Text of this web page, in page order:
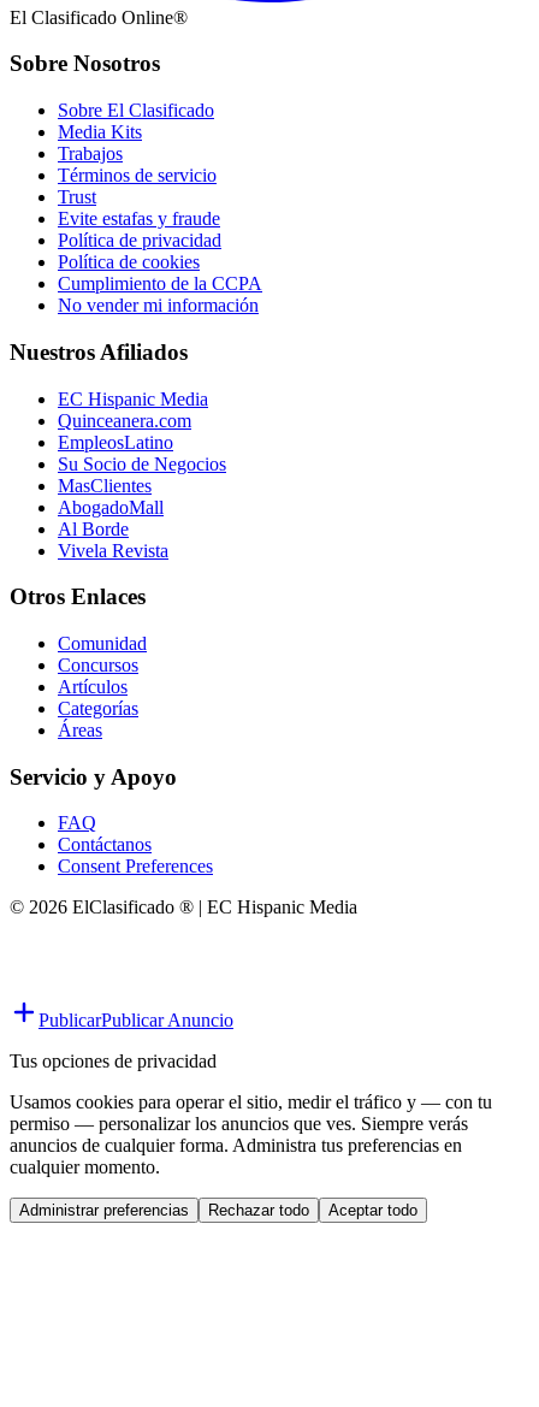
El Clasificado Online®
Sobre Nosotros
Sobre El Clasificado
Media Kits
Trabajos
Términos de servicio
Trust
Evite estafas y fraude
Política de privacidad
Política de cookies
Cumplimiento de la CCPA
No vender mi información
Nuestros Afiliados
EC Hispanic Media
Quinceanera.com
EmpleosLatino
Su Socio de Negocios
MasClientes
AbogadoMall
Al Borde
Vivela Revista
Otros Enlaces
Comunidad
Concursos
Artículos
Categorías
Áreas
Servicio y Apoyo
FAQ
Contáctanos
Consent Preferences
© 2026 ElClasificado ® | EC Hispanic Media
PublicarPublicar Anuncio
Tus opciones de privacidad
Usamos cookies para operar el sitio, medir el tráfico y — con tu
permiso — personalizar los anuncios que ves. Siempre verás
anuncios de cualquier forma. Administra tus preferencias en
cualquier momento.
Administrar preferencias Rechazar todo Aceptar todo